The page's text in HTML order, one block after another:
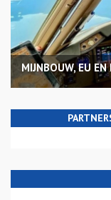
MIJNBOUW, EU